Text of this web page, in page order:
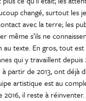
changé, surtout les
avec la terre; les
même s’ils ne
texte. En gros, tout est
qui y travaillent
partir de 2013, ont déjà
artistique est au
il reste à réinventer.